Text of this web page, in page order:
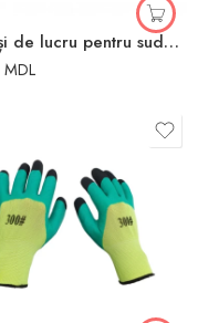
Mănuși de lucru pentru sudura
MDL